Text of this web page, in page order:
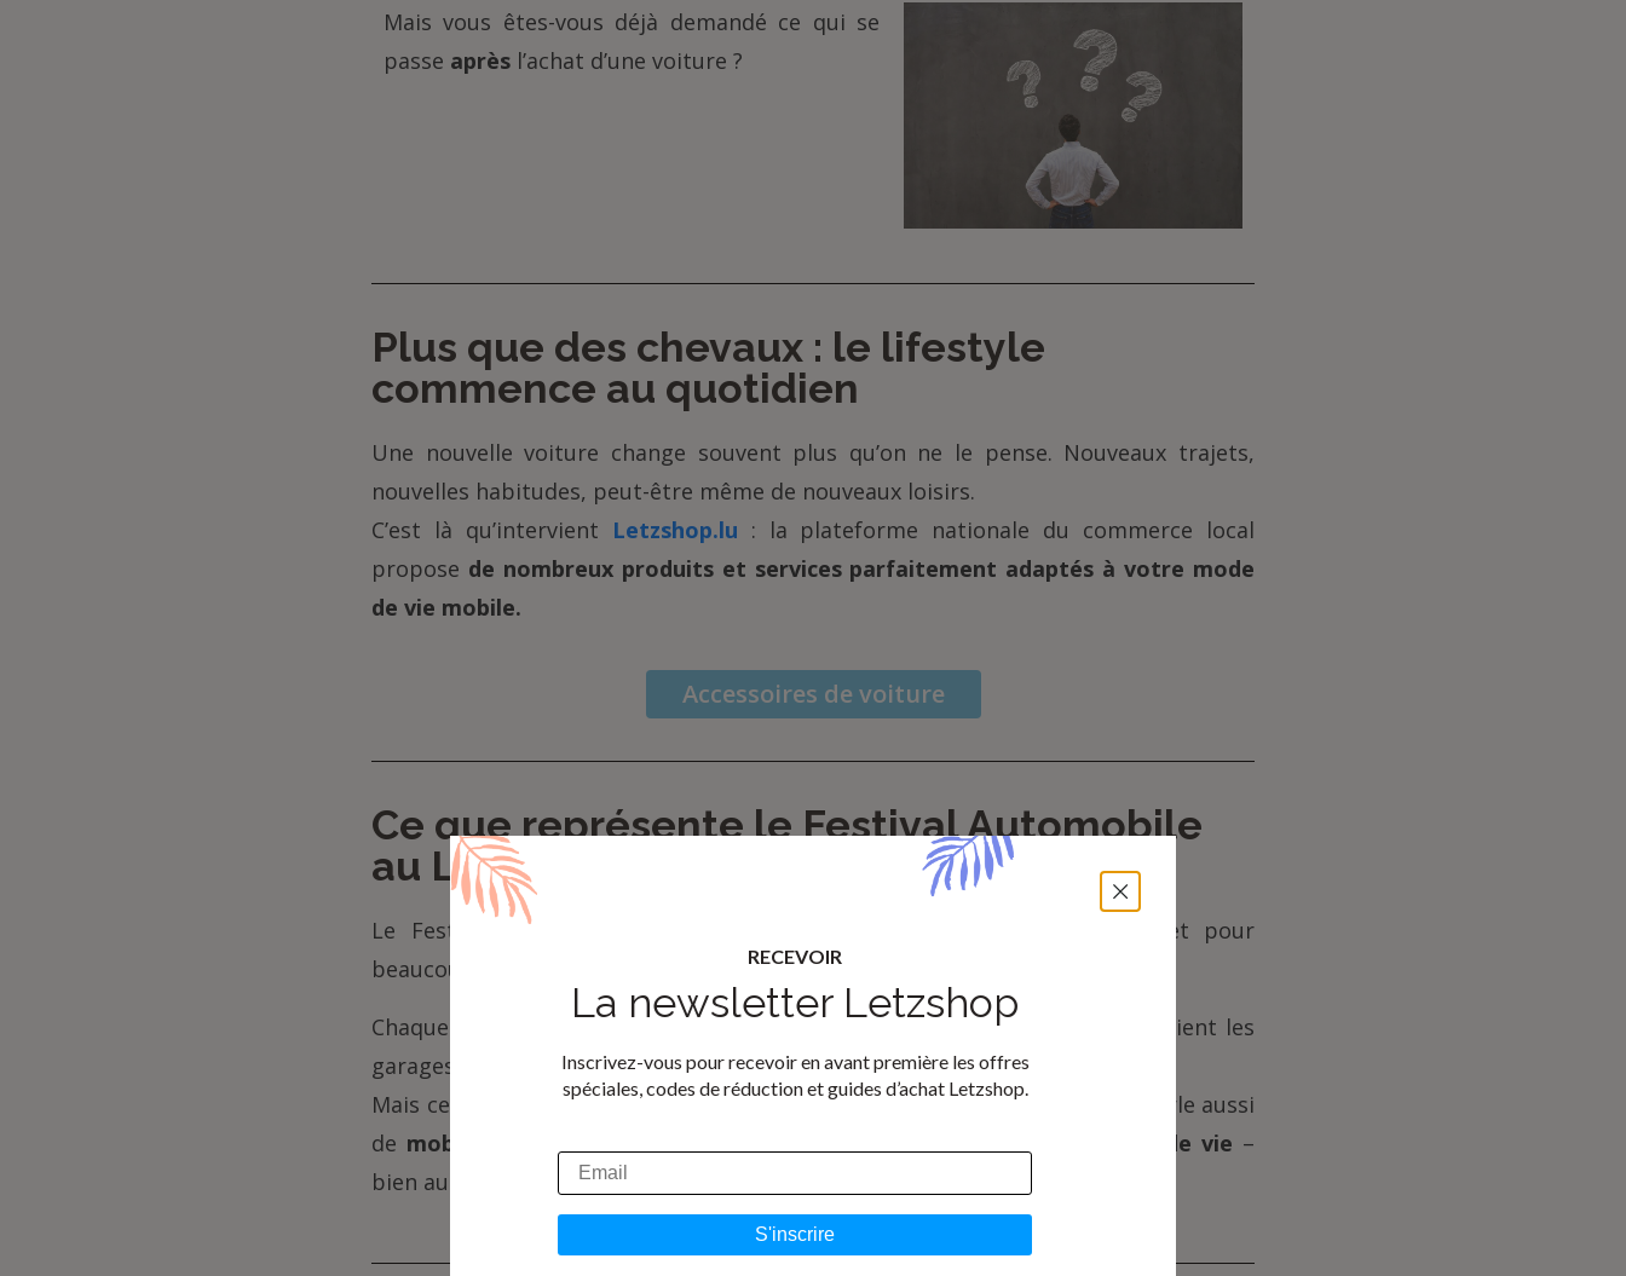
Mais vous êtes-vous déjà demandé ce qui se
passe après l’achat d’une voiture ?
Plus que des chevaux : le lifestyle
commence au quotidien
Une nouvelle voiture change souvent plus qu’on ne le pense. Nouveaux trajets,
nouvelles habitudes, peut-être même de nouveaux loisirs.
C’est là qu’intervient Letzshop.lu : la plateforme nationale du commerce local
propose de nombreux produits et services parfaitement adaptés à votre mode
de vie mobile.
Accessoires de voiture
Ce que représente le Festival Automobile
au Luxembourg
Le Festival Auto est un rendez-vous incontournable au Luxembourg et pour
beaucoup, der ideale Moment pour penser à une nouvelle voiture.
Chaque année, il donne un vrai coup de boost au marché automobile, soutient les
garages locaux et apporte une dynamique positive en début d’année.
Mais ce n’est pas seulement une question de bonnes affaires : le Festival parle aussi
de mobilité moderne, de confort au quotidien et d’un nouveau mode de vie –
bien au-delà de l’achat d’un véhicule.
RECEVOIR
La newsletter Letzshop
Inscrivez-vous pour recevoir en avant première les offres
spéciales, codes de réduction et guides d’achat Letzshop.